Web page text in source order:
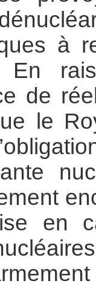
à
En
de
le
en